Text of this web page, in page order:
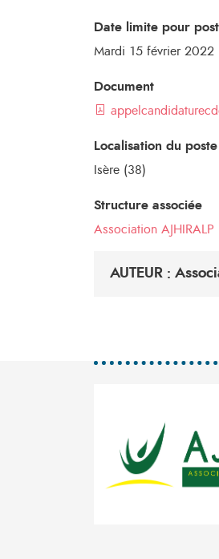
Date limite pour
Mardi 15 février 2022
Document
Localisation du
Isère (38)
Structure associée
Association AJHIRALP
AUTEUR :